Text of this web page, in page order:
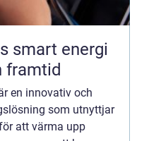
framtid
en innovativ och
som utnyttjar
att värma upp